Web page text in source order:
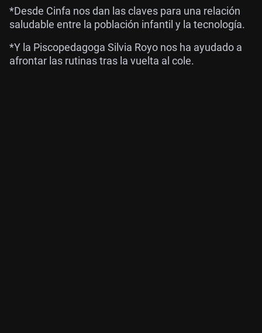
*Desde Cinfa nos dan las claves para una relación
saludable entre la población infantil y la tecnología.
*Y la Piscopedagoga Silvia Royo nos ha ayudado a
afrontar las rutinas tras la vuelta al cole.